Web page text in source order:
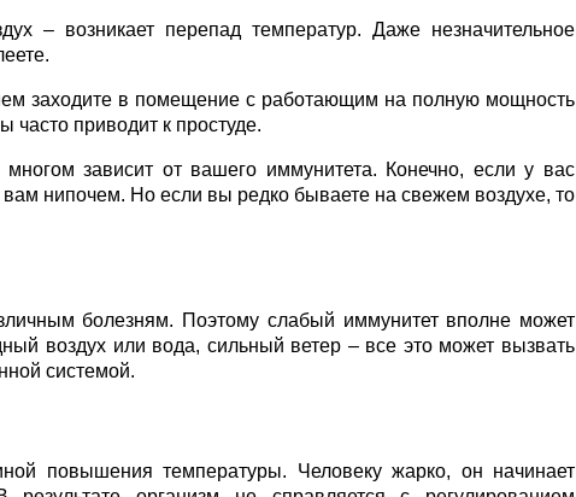
– возникает перепад температур. Даже незначительное
заходите в помещение с работающим на полную мощность
часто приводит к простуде.
зависит от вашего иммунитета. Конечно, если у вас
нипочем. Но если вы редко бываете на свежем воздухе, то
болезням. Поэтому слабый иммунитет вполне может
воздух или вода, сильный ветер – все это может вызвать
системой.
повышения температуры. Человеку жарко, он начинает